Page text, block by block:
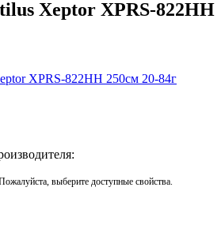
Xeptor XPRS-822HH
выберите доступные свойства.